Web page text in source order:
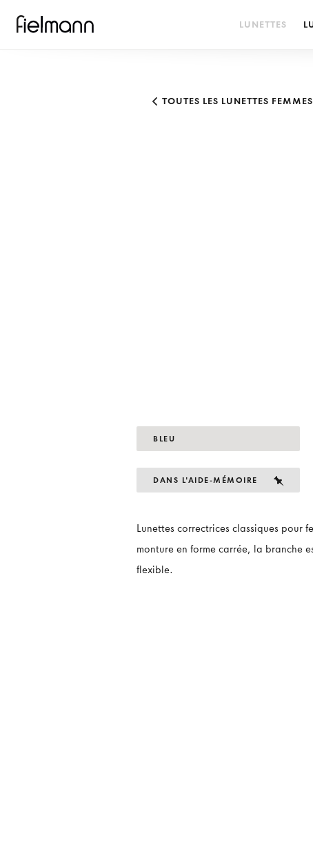
LUNETTES
TOUTES LES LUNETTES FEMMES
BLEU
DANS L'AIDE-MÉMOIRE
Lunettes correctrices classiques pour
monture en forme carrée, la branche
flexible.